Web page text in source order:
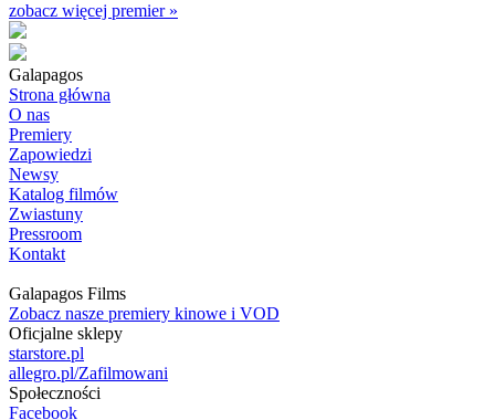
zobacz więcej premier »
Galapagos
Strona główna
O nas
Premiery
Zapowiedzi
Newsy
Katalog filmów
Zwiastuny
Pressroom
Kontakt
Galapagos Films
Zobacz nasze premiery kinowe i VOD
Oficjalne sklepy
starstore.pl
allegro.pl/Zafilmowani
Społeczności
Facebook